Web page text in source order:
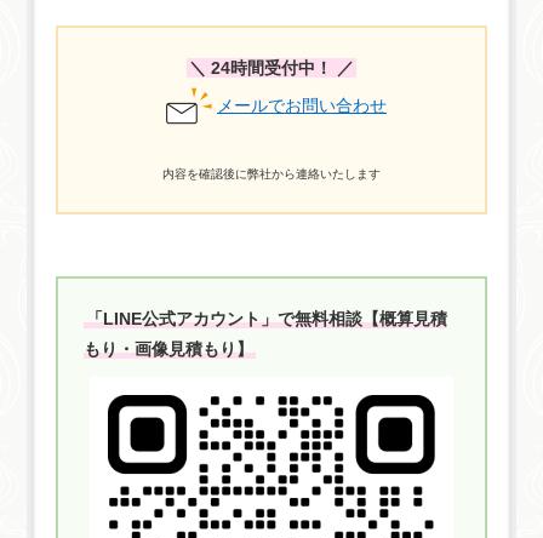
＼ 24時間受付中！ ／
メールでお問い合わせ
内容を確認後に弊社から連絡いたします
「LINE公式アカウント」で無料相談【概算見積
もり・画像見積もり】